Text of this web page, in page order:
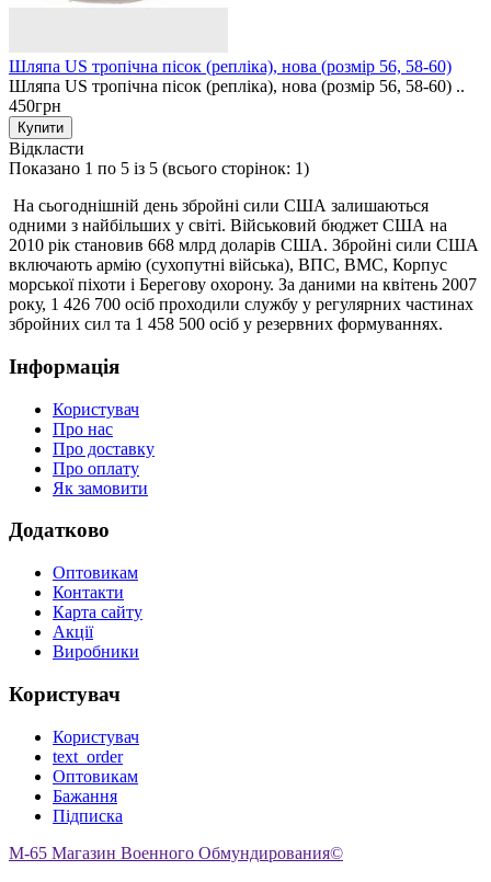
Шляпа US тропічна пісок (репліка), нова (розмір 56, 58-60)
Шляпа US тропічна пісок (репліка), нова (розмір 56, 58-60) ..
450грн
Відкласти
Показано 1 по 5 із 5 (всього сторінок: 1)
На сьогоднішній день збройні сили США залишаються
одними з найбільших у світі. Військовий бюджет США на
2010 рік становив 668 млрд доларів США. Збройні сили США
включають армію (сухопутні війська), ВПС, ВМС, Корпус
морської піхоти і Берегову охорону. За даними на квітень 2007
року, 1 426 700 осіб проходили службу у регулярних частинах
збройних сил та 1 458 500 осіб у резервних формуваннях.
Інформація
Користувач
Про нас
Про доставку
Про оплату
Як замовити
Додатково
Оптовикам
Контакти
Карта сайту
Акції
Виробники
Користувач
Користувач
text_order
Оптовикам
Бажання
Підписка
M-65 Магазин Военного Обмундирования©